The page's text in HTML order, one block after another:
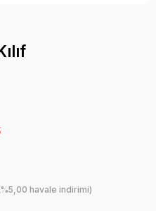
havale indirimi)